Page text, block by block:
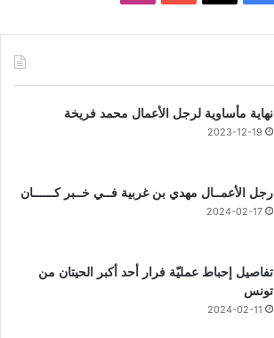
نهاية مأساوية لرجل الأعمال محمد فريخة
2023-12-19
رجل الأعمــال مهدي بن غربية فــي خــبر كــــــان
2024-02-17
تفاصيل إحباط عمليّة فرار أحد أكبر الحيتان من
تونس
2024-02-11